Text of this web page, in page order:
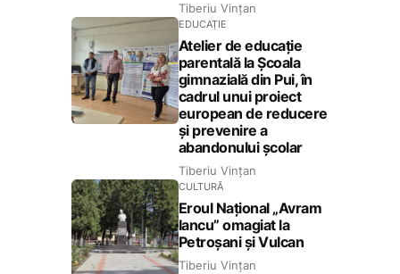
Tiberiu Vințan
EDUCAȚIE
Atelier de educație
parentală la Școala
gimnazială din Pui, în
cadrul unui proiect
european de reducere
și prevenire a
abandonului școlar
Tiberiu Vințan
CULTURĂ
Eroul Național „Avram
Iancu” omagiat la
Petroșani și Vulcan
Tiberiu Vințan